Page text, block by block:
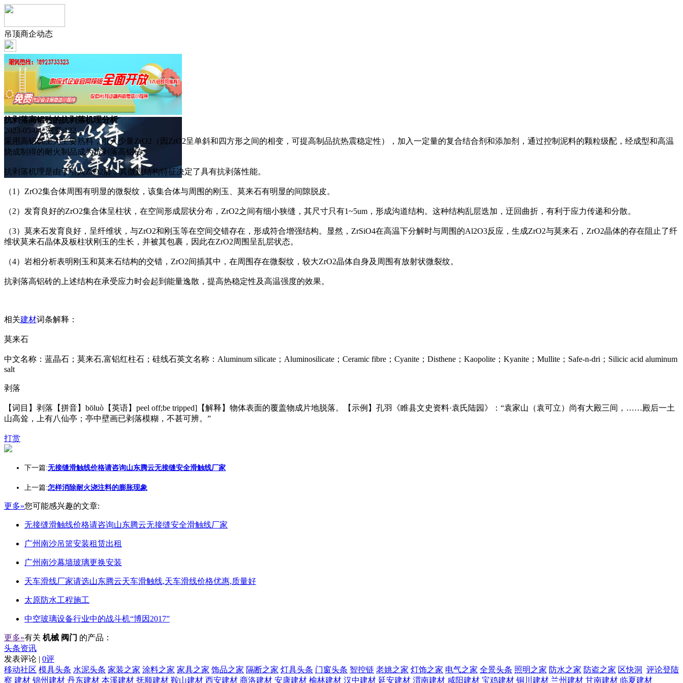
吊顶商企动态
抗剥落高铝砖的抗剥落机理分析
2023-05-04 浏览:122
采用高铝矾土为主要熟料，引入少量ZrO2（因ZrO2呈单斜和四方形之间的相变，可提高制品抗热震稳定性），加入一定量的复合结合剂和添加剂，通过控制泥料的颗粒级配，经成型和高温
烧成制得的耐火制品成为抗剥落高铝砖。
抗剥落机理是由于引入ZrO2后，其微观结构特征决定了具有抗剥落性能。
（1）ZrO2集合体周围有明显的微裂纹，该集合体与周围的刚玉、莫来石有明显的间隙脱皮。
（2）发育良好的ZrO2集合体呈柱状，在空间形成层状分布，ZrO2之间有细小狭缝，其尺寸只有1~5um，形成沟道结构。这种结构乱层迭加，迂回曲折，有利于应力传递和分散。
（3）莫来石发育良好，呈纤维状，与ZrO2和刚玉等在空间交错存在，形成符合增强结构。显然，ZrSiO4在高温下分解时与周围的Al2O3反应，生成ZrO2与莫来石，ZrO2晶体的存在阻止了纤
维状莫来石晶体及板柱状刚玉的生长，并被其包裹，因此在ZrO2周围呈乱层状态。
（4）岩相分析表明刚玉和莫来石结构的交错，ZrO2间插其中，在周围存在微裂纹，较大ZrO2晶体自身及周围有放射状微裂纹。
抗剥落高铝砖的上述结构在承受应力时会起到能量逸散，提高热稳定性及高温强度的效果。
相关建材词条解释：
莫来石
中文名称：蓝晶石；莫来石,富铝红柱石；硅线石英文名称：Aluminum silicate；Aluminosilicate；Ceramic fibre；Cyanite；Disthene；Kaopolite；Kyanite；Mullite；Safe-n-dri；Silicic acid aluminum
salt
剥落
【词目】剥落【拼音】bōluò【英语】peel off;be tripped]【解释】物体表面的覆盖物成片地脱落。【示例】孔羽《睢县文史资料·袁氏陆园》：“袁家山（袁可立）尚有大殿三间，……殿后一土
山高耸，上有八仙亭；亭中壁画已剥落模糊，不甚可辨。”
打赏
下一篇:无接缝滑触线价格请咨询山东腾云无接缝安全滑触线厂家
上一篇:怎样消除耐火浇注料的膨胀现象
更多»您可能感兴趣的文章:
无接缝滑触线价格请咨询山东腾云无接缝安全滑触线厂家
广州南沙吊篮安装租赁出租
广州南沙幕墙玻璃更换安装
天车滑线厂家请选山东腾云天车滑触线,天车滑线价格优惠,质量好
太原防水工程施工
中空玻璃设备行业中的战斗机“博因2017”
更多»有关 机械 阀门 的产品：
头条资讯
发表评论 | 0评
评论登陆
移动社区 模具头条 水泥头条 家装之家 涂料之家 家具之家 饰品之家 隔断之家 灯具头条 门窗头条 智控链 老姚之家 灯饰之家 电气之家 全景头条 照明之家 防水之家 防盗之家 区快洞
察 建材 锦州建材 丹东建材 本溪建材 抚顺建材 鞍山建材 西安建材 商洛建材 安康建材 榆林建材 汉中建材 延安建材 渭南建材 咸阳建材 宝鸡建材 铜川建材 兰州建材 甘南建材 临夏建材